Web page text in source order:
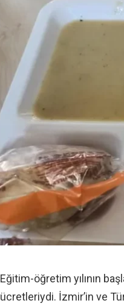
Eğitim-öğretim yılının
ücretleriydi. İzmir’in ve